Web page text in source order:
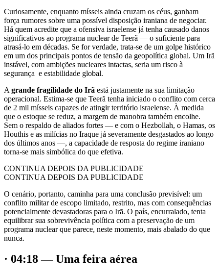
Curiosamente, enquanto mísseis ainda cruzam os céus, ganham
força rumores sobre uma possível disposição iraniana de negociar.
Há quem acredite que a ofensiva israelense já tenha causado danos
significativos ao programa nuclear de Teerã — o suficiente para
atrasá-lo em décadas. Se for verdade, trata-se de um golpe histórico
em um dos principais pontos de tensão da geopolítica global. Um Irã
instável, com ambições nucleares intactas, seria um risco à
segurança e estabilidade global.
A grande fragilidade do Irã está justamente na sua limitação
operacional. Estima-se que Teerã tenha iniciado o conflito com cerca
de 2 mil mísseis capazes de atingir território israelense. À medida
que o estoque se reduz, a margem de manobra também encolhe.
Sem o respaldo de aliados fortes — e com o Hezbollah, o Hamas, os
Houthis e as milícias no Iraque já severamente desgastados ao longo
dos últimos anos —, a capacidade de resposta do regime iraniano
torna-se mais simbólica do que efetiva.
CONTINUA DEPOIS DA PUBLICIDADE
CONTINUA DEPOIS DA PUBLICIDADE
O cenário, portanto, caminha para uma conclusão previsível: um
conflito militar de escopo limitado, restrito, mas com consequências
potencialmente devastadoras para o Irã. O país, encurralado, tenta
equilibrar sua sobrevivência política com a preservação de um
programa nuclear que parece, neste momento, mais abalado do que
nunca.
· 04:18 — Uma feira aérea